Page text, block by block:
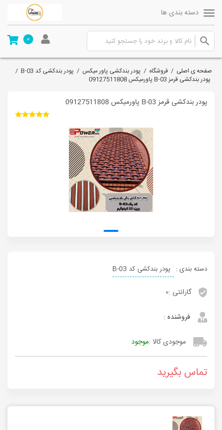
دسته بندی ها
0
صفحه ی اصلی / فروشگاه / پودر بندکشی پاور میکس / پودر بندکشی کد B-03
/
پودر بندکشی قرمز B-03 پاورمیکس 09127511808
پودر بندکشی قرمز B-03 پاورمیکس 09127511808
دسته بندی : پودر بندکشی کد B-03
گارانتی :0
فروشنده :
موجودی کالا :موجود
تماس بگیرید